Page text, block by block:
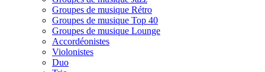
Groupes de musique Rétro
Groupes de musique Top 40
Groupes de musique Lounge
Accordéonistes
Violonistes
Duo